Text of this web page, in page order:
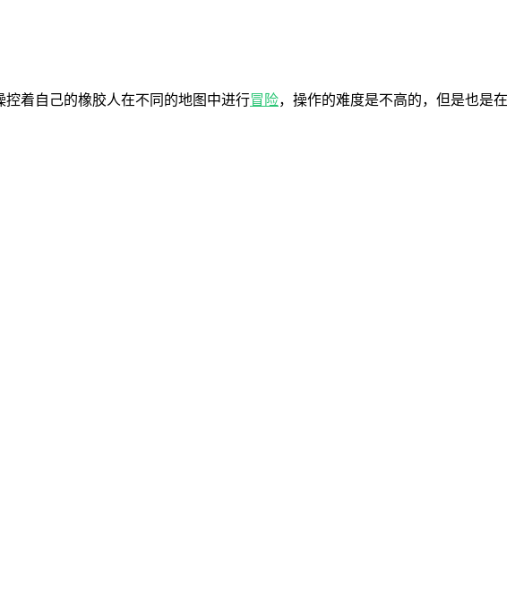
着自己的橡胶人在不同的地图中进行冒险，操作的难度是不高的，但是也是在